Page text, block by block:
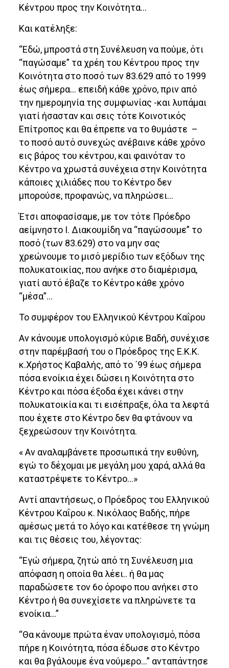
Κέντρου προς την Κοινότητα…
Και κατέληξε:
“Εδώ, μπροστά στη Συνέλευση να πούμε, ότι
“παγώσαμε” τα χρέη του Κέντρου προς την
Κοινότητα στο ποσό των 83.629 από το 1999
έως σήμερα… επειδή κάθε χρόνο, πριν από
την ημερομηνία της συμφωνίας -και λυπάμαι
γιατί ήσασταν και σεις τότε Κοινοτικός
Επίτροπος και θα έπρεπε να το θυμάστε –
το ποσό αυτό συνεχώς ανέβαινε κάθε χρόνο
εις βάρος του κέντρου, και φαινόταν το
Κέντρο να χρωστά συνέχεια στην Κοινότητα
κάποιες χιλιάδες που το Κέντρο δεν
μπορούσε, προφανώς, να πληρώσει…
Έτσι αποφασίσαμε, με τον τότε Πρόεδρο
αείμνηστο Ι. Διακουμίδη να “παγώσουμε” το
ποσό (των 83.629) στο να μην σας
χρεώνουμε το μισό μερίδιο των εξόδων της
πολυκατοικίας, που ανήκε στο διαμέρισμα,
γιατί αυτό έβαζε το Κέντρο κάθε χρόνο
“μέσα”…
Το συμφέρον του Ελληνικού Κέντρου Καΐρου
Αν κάνουμε υπολογισμό κύριε Βαδή, συνέχισε
στην παρέμβασή του ο Πρόεδρος της Ε.Κ.Κ.
κ.Χρήστος Καβαλής, από το ΄99 έως σήμερα
πόσα ενοίκια έχει δώσει η Κοινότητα στο
Κέντρο και πόσα έξοδα έχει κάνει στην
πολυκατοικία και τι εισέπραξε, όλα τα λεφτά
που έχετε στο Κέντρο δεν θα φτάνουν να
ξεχρεώσουν την Κοινότητα.
« Αν αναλαμβάνετε προσωπικά την ευθύνη,
εγώ το δέχομαι με μεγάλη μου χαρά, αλλά θα
καταστρέψετε το Κέντρο…»
Αντί απαντήσεως, ο Πρόεδρος του Ελληνικού
Κέντρου Καΐρου κ. Νικόλαος Βαδής, πήρε
αμέσως μετά το λόγο και κατέθεσε τη γνώμη
και τις θέσεις του, λέγοντας:
“Εγώ σήμερα, ζητώ από τη Συνέλευση μια
απόφαση η οποία θα λέει.. ή θα μας
παραδώσετε τον 6ο όροφο που ανήκει στο
Κέντρο ή θα συνεχίσετε να πληρώνετε τα
ενοίκια…”
“Θα κάνουμε πρώτα έναν υπολογισμό, πόσα
πήρε η Κοινότητα, πόσα έδωσε στο Κέντρο
και θα βγάλουμε ένα νούμερο…” ανταπάντησε